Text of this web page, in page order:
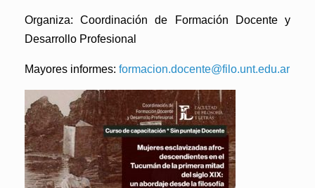
Organiza: Coordinación de Formación Docente y
Desarrollo Profesional
Mayores informes: formacion.docente@filo.unt.edu.ar